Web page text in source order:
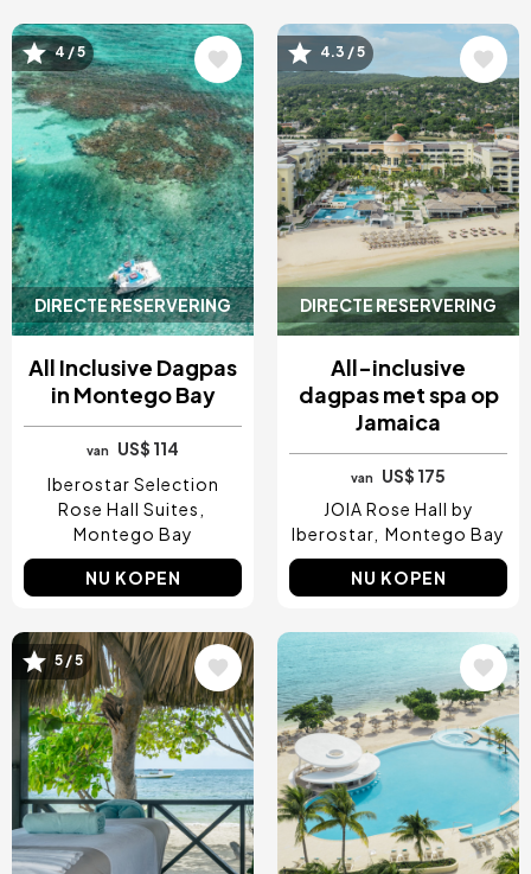
DIRECTE RESERVERING
Afbeelding
4 / 5
All Inclusive Dagpas
in Montego Bay
van
US$ 114
Iberostar Selection
Rose Hall Suites
Montego Bay
NU KOPEN
DIRECTE RESERVERING
Afbeelding
4.3 / 5
All-inclusive
dagpas met spa op
Jamaica
van
US$ 175
JOIA Rose Hall by
Iberostar Montego Bay
NU KOPEN
Afbeelding
5 / 5 Afbeelding